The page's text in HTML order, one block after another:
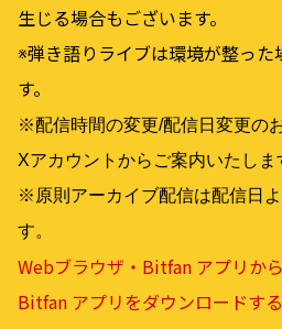
生じる場合もございます。
※弾き語りライブは環境が整った
す。
※配信時間の変更/配信日変更の
Xアカウントからご案内いたしま
※原則アーカイブ配信は配信日
す。
Webブラウザ・Bitfan アプリか
Bitfan アプリをダウンロードす